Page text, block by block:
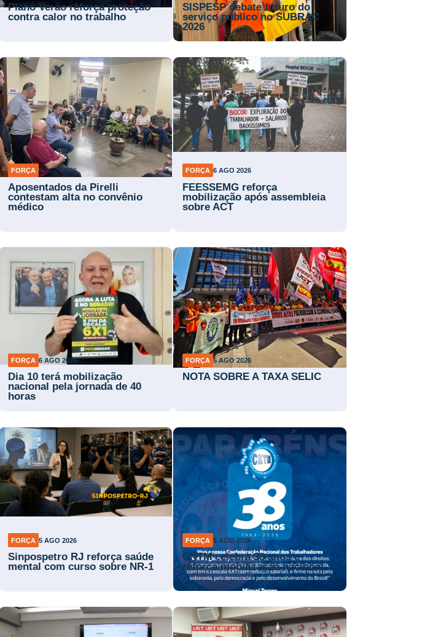
Plano Verão reforça proteção
contra calor no trabalho
SISPESP debate futuro do
serviço público no SUBRAC
2026
FORÇA 7 AGO 2026
Aposentados da Pirelli
contestam alta no convênio
médico
FORÇA 6 AGO 2026
FEESSEMG reforça
mobilização após assembleia
sobre ACT
FORÇA 6 AGO 2026
Dia 10 terá mobilização
nacional pela jornada de 40
horas
FORÇA 5 AGO 2026
NOTA SOBRE A TAXA SELIC
FORÇA 5 AGO 2026
Sinpospetro RJ reforça saúde
mental com curso sobre NR-1
FORÇA 5 AGO 2026
CNTM celebra 38 anos e
reforça mobilização nacional